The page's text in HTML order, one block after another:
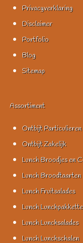
Privacyverklaring
Disclaimer
Portfolio
Blog
Sitemap
Assortiment
Ontbijt Particulieren
Ontbijt Zakelijk
Lunch Broodjes en
Lunch Broodtaarten
Lunch Fruitsalades
Lunch
Lunch Lunchsalades
Lunch Lunchschalen